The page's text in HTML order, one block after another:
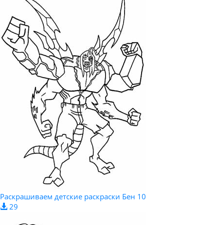
Раскрашиваем детские раскраски Бен 10
29